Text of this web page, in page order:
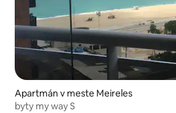
Apartmán v meste Meireles
byty my way S